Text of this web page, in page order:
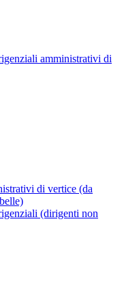
amministrativi di
di vertice (da
(dirigenti non